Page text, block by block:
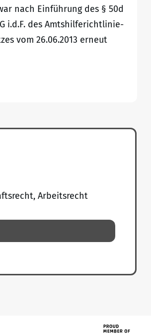
nach Einführung des § 50d
i.d.F. des Amtshilferichtlinie-
vom 26.06.2013 erneut
Arbeitsrecht